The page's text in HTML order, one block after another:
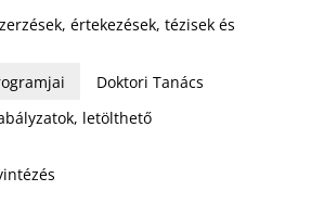
értekezések, tézisek és
Doktori Tanács
letölthető